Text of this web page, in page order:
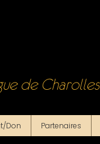
de Charolles
Don Partenaires